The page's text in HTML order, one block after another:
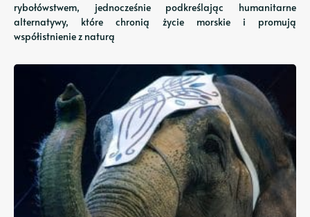
rybołówstwem, jednocześnie podkreślając humanitarne
alternatywy, które chronią życie morskie i promują
współistnienie z naturą